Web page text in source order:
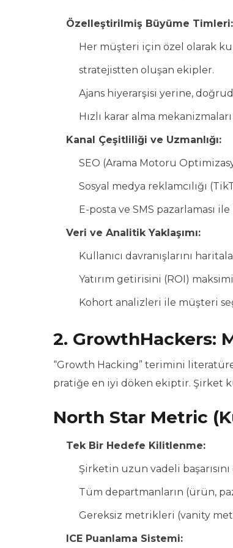
Özelleştirilmiş Büyüme Timleri:
Her müşteri için özel olarak
stratejistten oluşan ekipler.
Ajans hiyerarşisi yerine,
Hızlı karar alma
Kanal Çeşitliliği ve Uzmanlığı:
SEO (Arama Motoru
Sosyal medya reklamcılığı
E-posta ve SMS pazarlaması
Veri ve Analitik Yaklaşımı:
Kullanıcı davranışlarını
Yatırım getirisini (ROI)
Kohort analizleri ile müşteri
2. GrowthHackers:
“Growth Hacking” terimini
pratiğe en iyi döken ekiptir. Şirket
North Star Metric
Tek Bir Hedefe Kilitlenme:
Şirketin uzun vadeli
Tüm departmanların (ürün,
Gereksiz metrikleri (vanity
ICE Puanlama Sistemi: